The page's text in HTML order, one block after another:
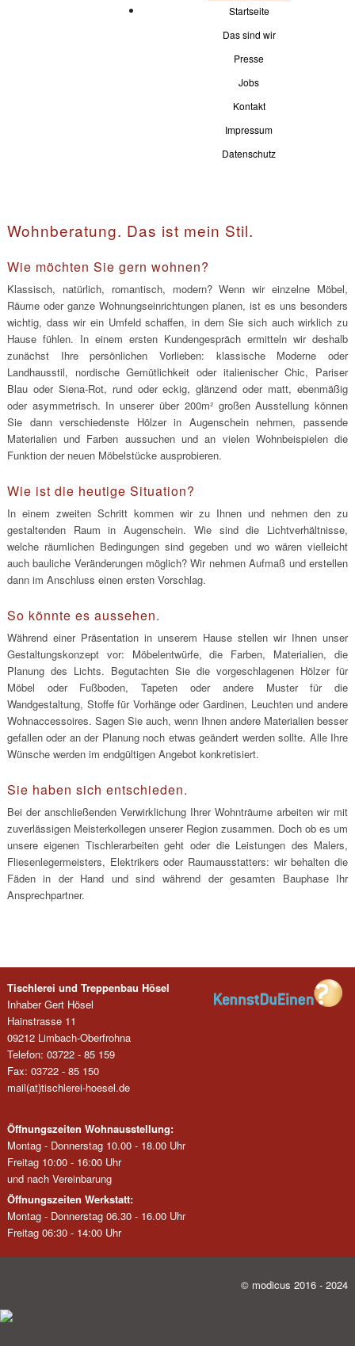
Startseite
Das sind wir
Presse
Jobs
Kontakt
Impressum
Datenschutz
Wohnberatung. Das ist mein Stil.
Wie möchten Sie gern wohnen?
Klassisch, natürlich, romantisch, modern? Wenn wir einzelne Möbel,
Räume oder ganze Wohnungseinrichtungen planen, ist es uns besonders
wichtig, dass wir ein Umfeld schaffen, in dem Sie sich auch wirklich zu
Hause fühlen. In einem ersten Kundengespräch ermitteln wir deshalb
zunächst Ihre persönlichen Vorlieben: klassische Moderne oder
Landhausstil, nordische Gemütlichkeit oder italienischer Chic, Pariser
Blau oder Siena-Rot, rund oder eckig, glänzend oder matt, ebenmäßig
oder asymmetrisch. In unserer über 200m² großen Ausstellung können
Sie dann verschiedenste Hölzer in Augenschein nehmen, passende
Materialien und Farben aussuchen und an vielen Wohnbeispielen die
Funktion der neuen Möbelstücke ausprobieren.
Wie ist die heutige Situation?
In einem zweiten Schritt kommen wir zu Ihnen und nehmen den zu
gestaltenden Raum in Augenschein. Wie sind die Lichtverhältnisse,
welche räumlichen Bedingungen sind gegeben und wo wären vielleicht
auch bauliche Veränderungen möglich? Wir nehmen Aufmaß und erstellen
dann im Anschluss einen ersten Vorschlag.
So könnte es aussehen.
Während einer Präsentation in unserem Hause stellen wir Ihnen unser
Gestaltungskonzept vor: Möbelentwürfe, die Farben, Materialien, die
Planung des Lichts. Begutachten Sie die vorgeschlagenen Hölzer für
Möbel oder Fußboden, Tapeten oder andere Muster für die
Wandgestaltung, Stoffe für Vorhänge oder Gardinen, Leuchten und andere
Wohnaccessoires. Sagen Sie auch, wenn Ihnen andere Materialien besser
gefallen oder an der Planung noch etwas geändert werden sollte. Alle Ihre
Wünsche werden im endgültigen Angebot konkretisiert.
Sie haben sich entschieden.
Bei der anschließenden Verwirklichung Ihrer Wohnträume arbeiten wir mit
zuverlässigen Meisterkollegen unserer Region zusammen. Doch ob es um
unsere eigenen Tischlerarbeiten geht oder die Leistungen des Malers,
Fliesenlegermeisters, Elektrikers oder Raumausstatters: wir behalten die
Fäden in der Hand und sind während der gesamten Bauphase Ihr
Ansprechpartner.
Tischlerei und Treppenbau Hösel
Inhaber Gert Hösel
Hainstrasse 11
09212 Limbach-Oberfrohna
Telefon: 03722 - 85 159
Fax: 03722 - 85 150
mail(at)tischlerei-hoesel.de
Öffnungszeiten Wohnausstellung:
Montag - Donnerstag 10.00 - 18.00 Uhr
Freitag 10:00 - 16:00 Uhr
und nach Vereinbarung
Öffnungszeiten Werkstatt:
Montag - Donnerstag 06.30 - 16.00 Uhr
Freitag 06:30 - 14:00 Uhr
© modicus 2016 - 2024